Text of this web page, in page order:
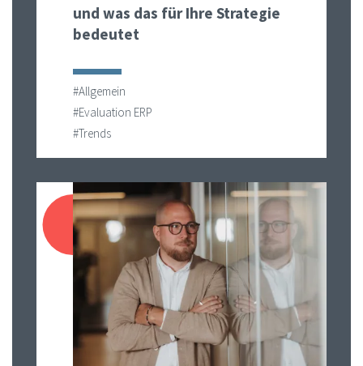
und was das für Ihre Strategie
bedeutet
#Allgemein
#Evaluation ERP
#Trends